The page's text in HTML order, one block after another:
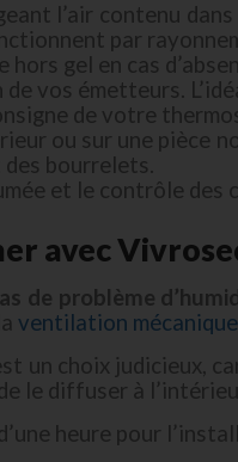
l’air contenu
par
gel en cas
vos émetteurs.
de votre
ou sur une pièce
bourrelets.
et le contrôle
avec
de problème
ventilation
choix judicieux,
le diffuser à
heure pour